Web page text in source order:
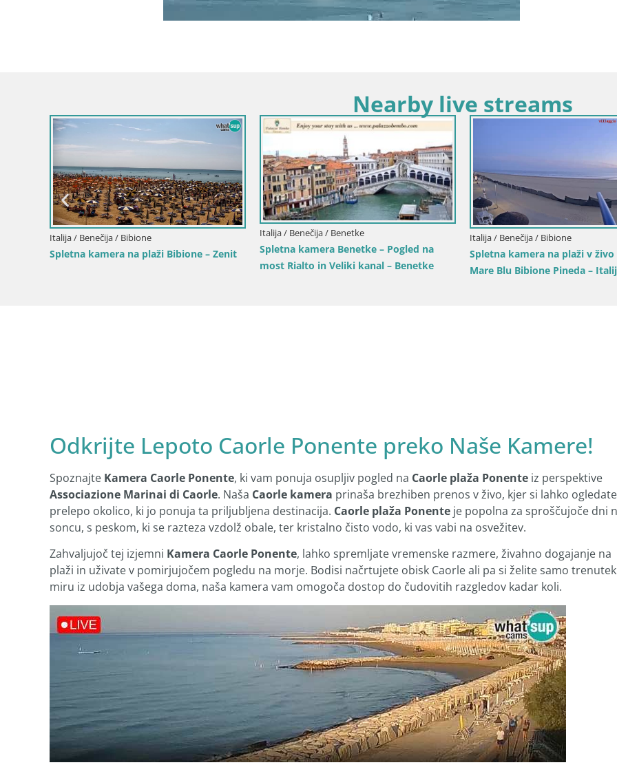
Nearby live streams
Italija / Benečija / Bibione
Spletna kamera na plaži Bibione – Zenit
Italija / Benečija / Benetke
Spletna kamera Benetke – Pogled na
most Rialto in Veliki kanal – Benetke
Italija / Benečija / Bibione
Spletna kamera na plaži v živo
Mare Blu Bibione Pineda –
Odkrijte Lepoto Caorle Ponente preko Naše Kamere!
Spoznajte Kamera Caorle Ponente, ki vam ponuja osupljiv pogled na Caorle plaža Ponente iz perspektive
Associazione Marinai di Caorle. Naša Caorle kamera prinaša brezhiben prenos v živo, kjer si lahko ogledate
prelepo okolico, ki jo ponuja ta priljubljena destinacija. Caorle plaža Ponente je popolna za sproščujoče dni
soncu, s peskom, ki se razteza vzdolž obale, ter kristalno čisto vodo, ki vas vabi na osvežitev.
Zahvaljujoč tej izjemni Kamera Caorle Ponente, lahko spremljate vremenske razmere, živahno dogajanje na
plaži in uživate v pomirjujočem pogledu na morje. Bodisi načrtujete obisk Caorle ali pa si želite samo trenutek
miru iz udobja vašega doma, naša kamera vam omogoča dostop do čudovitih razgledov kadar koli.